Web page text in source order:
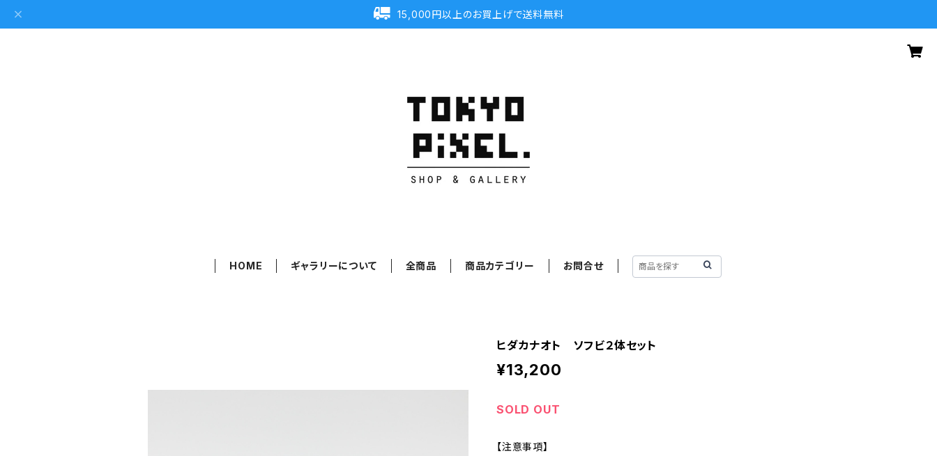
15,000円以上のお買上げで送料無料
HOME ギャラリーについて 全商品 商品カテゴリー お問合せ
ヒダカナオト ソフビ２体セット
¥13,200
SOLD OUT
【注意事項】